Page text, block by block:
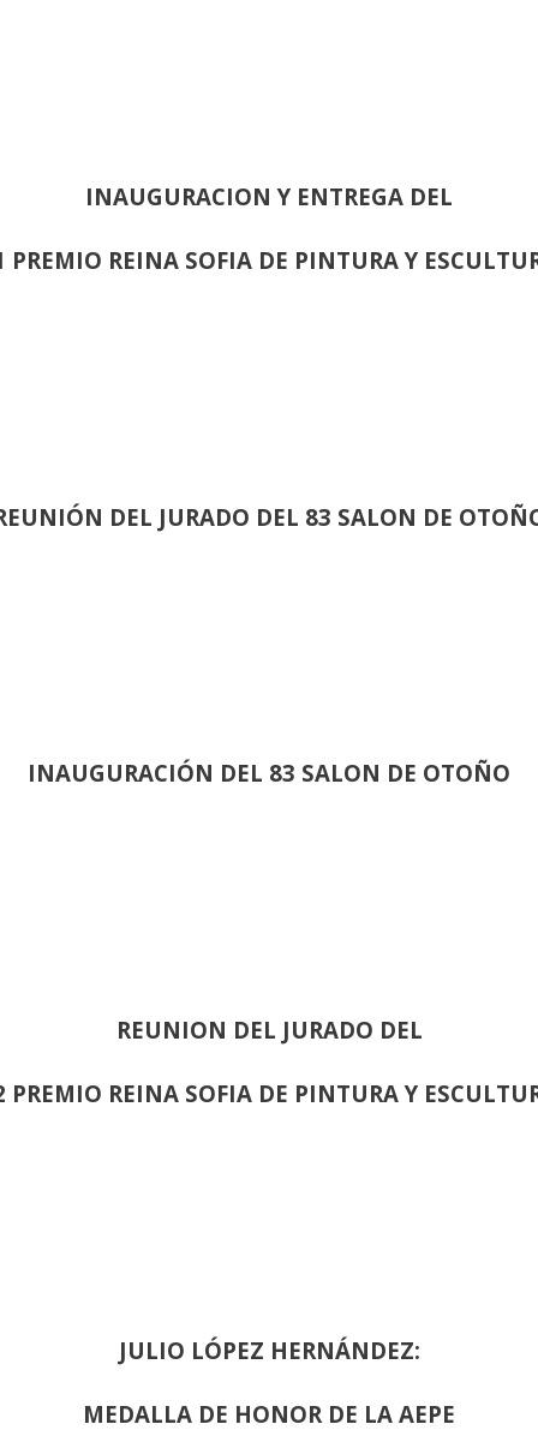
INAUGURACION Y ENTREGA DEL
PREMIO REINA SOFIA DE PINTURA Y
DEL JURADO DEL 83 SALON DE
INAUGURACIÓN DEL 83 SALON DE OTOÑO
REUNION DEL JURADO DEL
PREMIO REINA SOFIA DE PINTURA Y
JULIO LÓPEZ HERNÁNDEZ:
MEDALLA DE HONOR DE LA AEPE